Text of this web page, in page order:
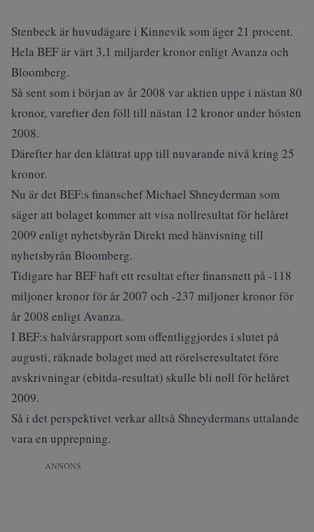
Stenbeck är huvudägare i Kinnevik som äger 21 procent.
Hela BEF är värt 3,1 miljarder kronor enligt Avanza och
Bloomberg.
Så sent som i början av år 2008 var aktien uppe i nästan 80
kronor, varefter den föll till nästan 12 kronor under hösten
2008.
Därefter har den klättrat upp till nuvarande nivå kring 25
kronor.
Nu är det BEF:s finanschef Michael Shneyderman som
säger att bolaget kommer att visa nollresultat för helåret
2009 enligt nyhetsbyrån Direkt med hänvisning till
nyhetsbyrån Bloomberg.
Tidigare har BEF haft ett resultat efter finansnett på -118
miljoner kronor för år 2007 och -237 miljoner kronor för
år 2008 enligt Avanza.
I BEF:s halvårsrapport som offentliggjordes i slutet på
augusti, räknade bolaget med att rörelseresultatet före
avskrivningar (ebitda-resultat) skulle bli noll för helåret
2009.
Så i det perspektivet verkar alltså Shneydermans uttalande
vara en upprepning.
ANNONS